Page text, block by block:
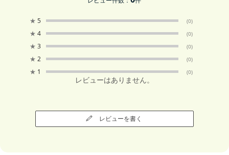
★ 5 (0)
★ 4 (0)
★ 3 (0)
★ 2 (0)
★ 1 (0)
レビューはありません。
レビューを書く